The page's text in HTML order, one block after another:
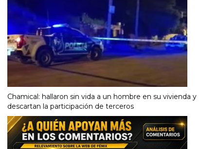
Chamical: hallaron sin vida a un hombre en su vivienda y
descartan la participación de terceros